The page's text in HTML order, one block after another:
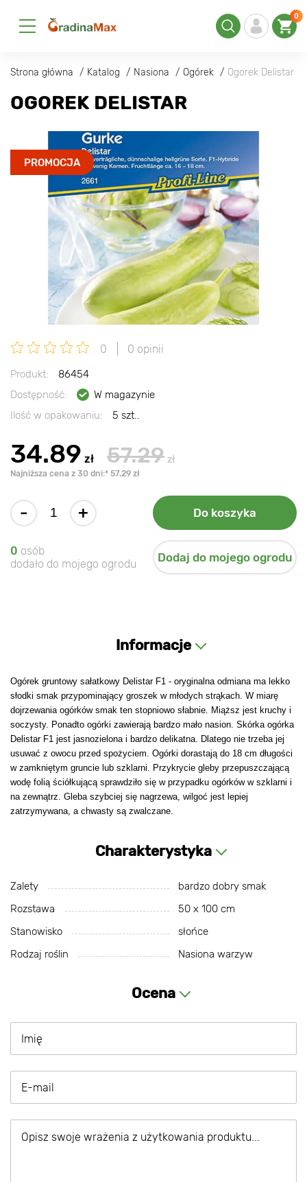
0
Strona główna Katalog Nasiona Ogórek Ogorek Delistar
OGOREK DELISTAR
PROMOCJA
0 0 opinii
Produkt:
86454
Dostępność:
W magazynie
Ilość w opakowaniu:
5 szt..
34.89 zł 57.29 zł
Najniższa cena z 30 dni:* 57.29 zł
- + Do koszyka
0 osób
dodało do mojego ogrodu
Dodaj do mojego ogrodu
Informacje
Ogórek gruntowy sałatkowy Delistar F1 - oryginalna odmiana ma lekko
słodki smak przypominający groszek w młodych strąkach. W miarę
dojrzewania ogórków smak ten stopniowo słabnie. Miąższ jest kruchy i
soczysty. Ponadto ogórki zawierają bardzo mało nasion. Skórka ogórka
Delistar F1 jest jasnozielona i bardzo delikatna. Dlatego nie trzeba jej
usuwać z owocu przed spożyciem. Ogórki dorastają do 18 cm długości
w zamkniętym gruncie lub szklarni. Przykrycie gleby przepuszczającą
wodę folią ściółkującą sprawdziło się w przypadku ogórków w szklarni i
na zewnątrz. Gleba szybciej się nagrzewa, wilgoć jest lepiej
zatrzymywana, a chwasty są zwalczane.
Charakterystyka
Zalety
bardzo dobry smak
Rozstawa
50 х 100 cm
Stanowisko
słońce
Rodzaj roślin
Nasiona warzyw
Ocena